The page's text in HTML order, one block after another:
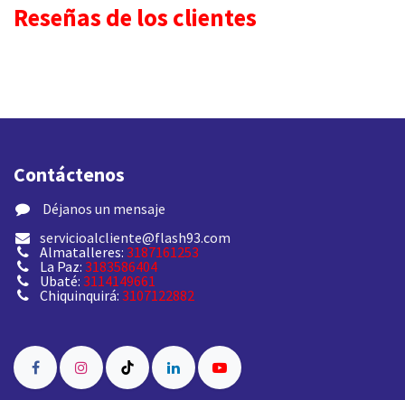
Reseñas de los clientes
Contáctenos
​ Déjanos un mensaje
servicioalcliente@flash93.com
Almatalleres: 3187161253
La Paz: 3183586404
Ubaté: 3114149661
Chiquinquirá: 3107122882